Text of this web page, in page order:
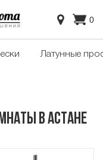
0
Латунные
в Астане